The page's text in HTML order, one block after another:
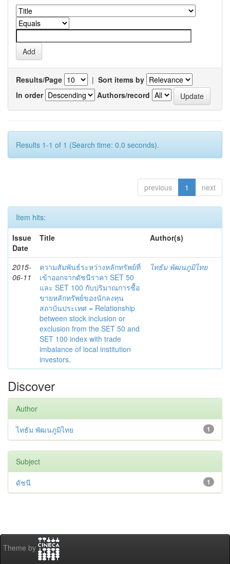
Results/Page | Sort items by
In order
Authors/record
Results 1-1 of 1 (Search time: 0.0 seconds).
previous 1 next
Item hits:
Issue
Date
Title Author(s)
2015-
06-11
ความสัมพันธ์ระหว่างหลักทรัพย์ที่
เข้าออกจากดัชนีราคา SET 50
และ SET 100 กับปริมาณการซื้อ
ขายหลักทรัพย์ของนักลงทุน
สถาบันประเทศ = Relationship
between stock inclusion or
exclusion from the SET 50 and
SET 100 index with trade
imbalance of local institution
investors.
ไทธัม พัฒนภูมิไทย
Discover
Author
1
ไทธัม พัฒนภูมิไทย
Subject
1
ดัชนี
Theme by